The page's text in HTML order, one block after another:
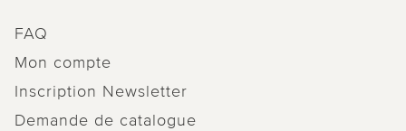
FAQ
Mon compte
Inscription Newsletter
Demande de catalogue